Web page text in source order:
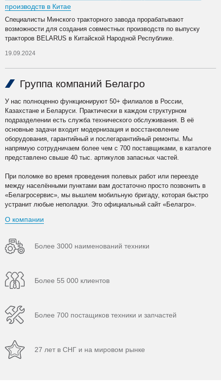
производств в Китае
Специалисты Минского тракторного завода прорабатывают
возможности для создания совместных производств по выпуску
тракторов BELARUS в Китайской Народной Республике.
19.09.2024
Группа компаний Белагро
У нас полноценно функционируют 50+ филиалов в России,
Казахстане и Беларуси. Практически в каждом структурном
подразделении есть служба технического обслуживания. В её
основные задачи входит модернизация и восстановление
оборудования, гарантийный и послегарантийный ремонты. Мы
напрямую сотрудничаем более чем с 700 поставщиками, в каталоге
представлено свыше 40 тыс. артикулов запасных частей.
При поломке во время проведения полевых работ или переезде
между населёнными пунктами вам достаточно просто позвонить в
«Белагросервис», мы вышлем мобильную бригаду, которая быстро
устранит любые неполадки. Это официальный сайт «Белагро».
О компании
Более 3000 наименований техники
Более 55 000 клиентов
Более 700 постащиков техники и запчастей
27 лет в СНГ и на мировом рынке